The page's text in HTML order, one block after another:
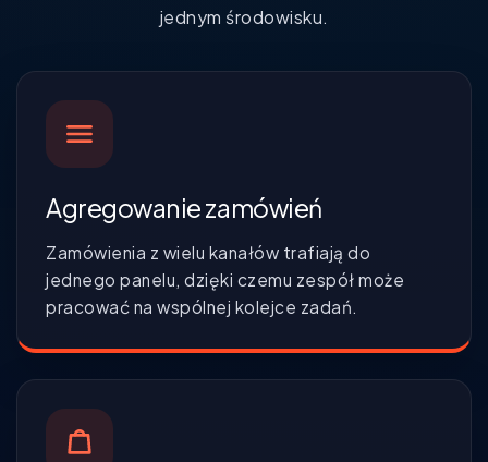
jednym środowisku.
Agregowanie zamówień
Zamówienia z wielu kanałów trafiają do
jednego panelu, dzięki czemu zespół może
pracować na wspólnej kolejce zadań.